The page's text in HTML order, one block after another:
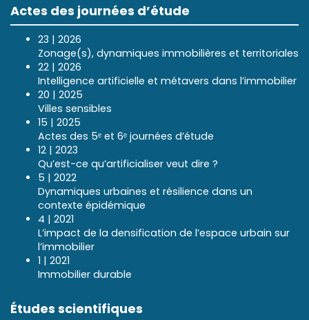
Actes des journées d’étude
23 | 2026
Zonage(s), dynamiques immobilières et territoriales
22 | 2026
Intelligence artificielle et métavers dans l’immobilier
20 | 2025
Villes sensibles
15 | 2025
Actes des 5ᵉ et 6ᵉ journées d’étude
12 | 2023
Qu’est-ce qu’artificialiser veut dire ?
5 | 2022
Dynamiques urbaines et résilience dans un
contexte épidémique
4 | 2021
L’impact de la densification de l’espace urbain sur
l’immobilier
1 | 2021
Immobilier durable
Études scientifiques